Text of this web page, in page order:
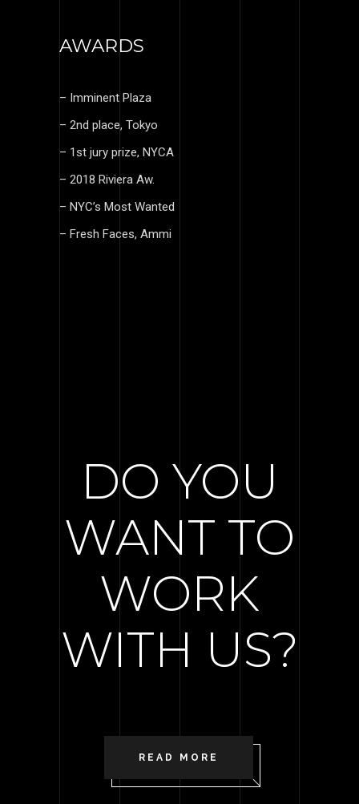
AWARDS
– Imminent Plaza
– 2nd place, Tokyo
– 1st jury prize, NYCA
– 2018 Riviera Aw.
– NYC’s Most Wanted
– Fresh Faces, Ammi
DO YOU
WANT TO
WORK
WITH US?
READ MORE